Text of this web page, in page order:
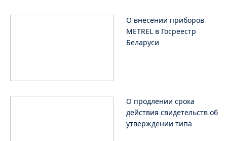
О внесении приборов
METREL в Госреестр
Беларуси
О продлении срока
действия свидетельств об
утверждении типа